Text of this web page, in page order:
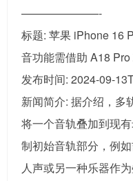
———————-
标题: 苹果 iPhone 16
音功能需借助 A18
发布时间: 2024-09-
新闻简介: 据介绍，多
将一个音轨叠加到现
制初始音轨部分，例
人声或另一种乐器作为